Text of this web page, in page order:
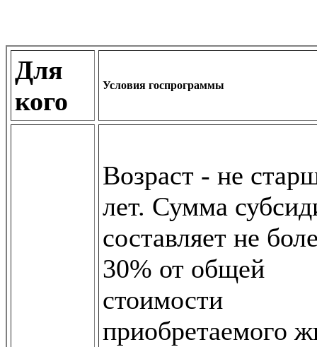
Для
кого
Условия госпрограммы
Возраст - не
лет. Сумма
составляет не
30% от общей
стоимости
приобретаемого